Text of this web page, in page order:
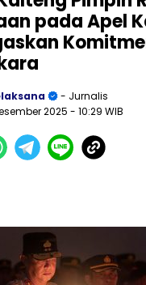
pada Apel
- Jurnalis
2025 - 10:29 WIB